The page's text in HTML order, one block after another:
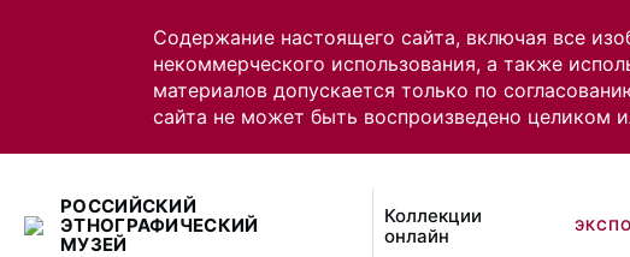
Содержание настоящего сайта, включая все
некоммерческого использования, а также
материалов допускается только по
сайта не может быть воспроизведено целиком
РОССИЙСКИЙ
ЭТНОГРАФИЧЕСКИЙ
МУЗЕЙ
Коллекции
онлайн